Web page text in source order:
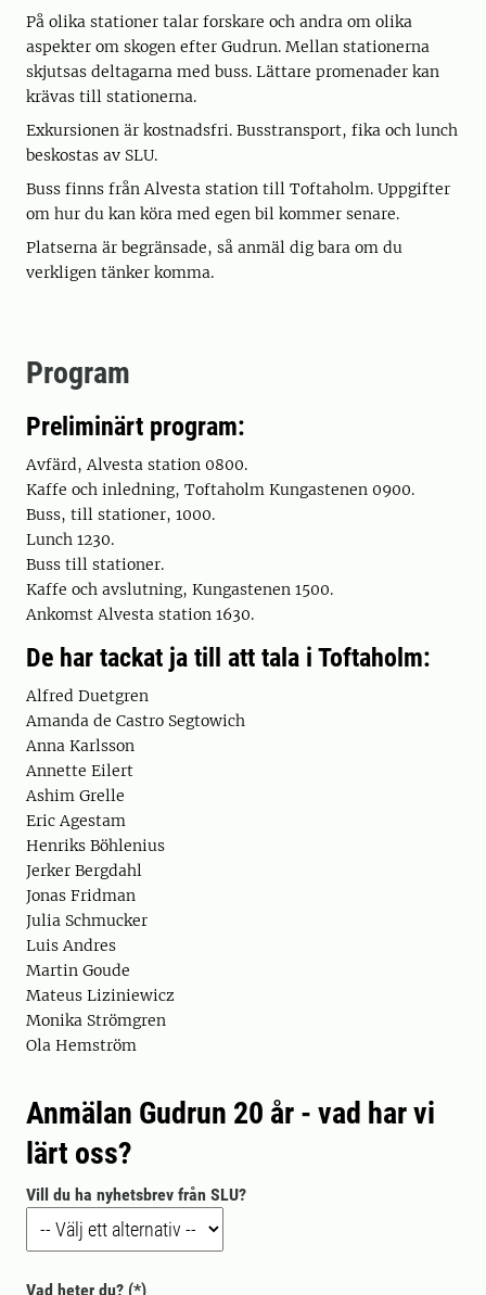
På olika stationer talar forskare och andra om olika
aspekter om skogen efter Gudrun. Mellan stationerna
skjutsas deltagarna med buss. Lättare promenader kan
krävas till stationerna.
Exkursionen är kostnadsfri. Busstransport, fika och lunch
beskostas av SLU.
Buss finns från Alvesta station till Toftaholm. Uppgifter
om hur du kan köra med egen bil kommer senare.
Platserna är begränsade, så anmäl dig bara om du
verkligen tänker komma.
Program
Preliminärt program:
Avfärd, Alvesta station 0800.
Kaffe och inledning, Toftaholm Kungastenen 0900.
Buss, till stationer, 1000.
Lunch 1230.
Buss till stationer.
Kaffe och avslutning, Kungastenen 1500.
Ankomst Alvesta station 1630.
De har tackat ja till att tala i Toftaholm:
Alfred Duetgren
Amanda de Castro Segtowich
Anna Karlsson
Annette Eilert
Ashim Grelle
Eric Agestam
Henriks Böhlenius
Jerker Bergdahl
Jonas Fridman
Julia Schmucker
Luis Andres
Martin Goude
Mateus Liziniewicz
Monika Strömgren
Ola Hemström
Anmälan Gudrun 20 år - vad har vi
lärt oss?
Vill du ha nyhetsbrev från SLU?
Vad heter du?